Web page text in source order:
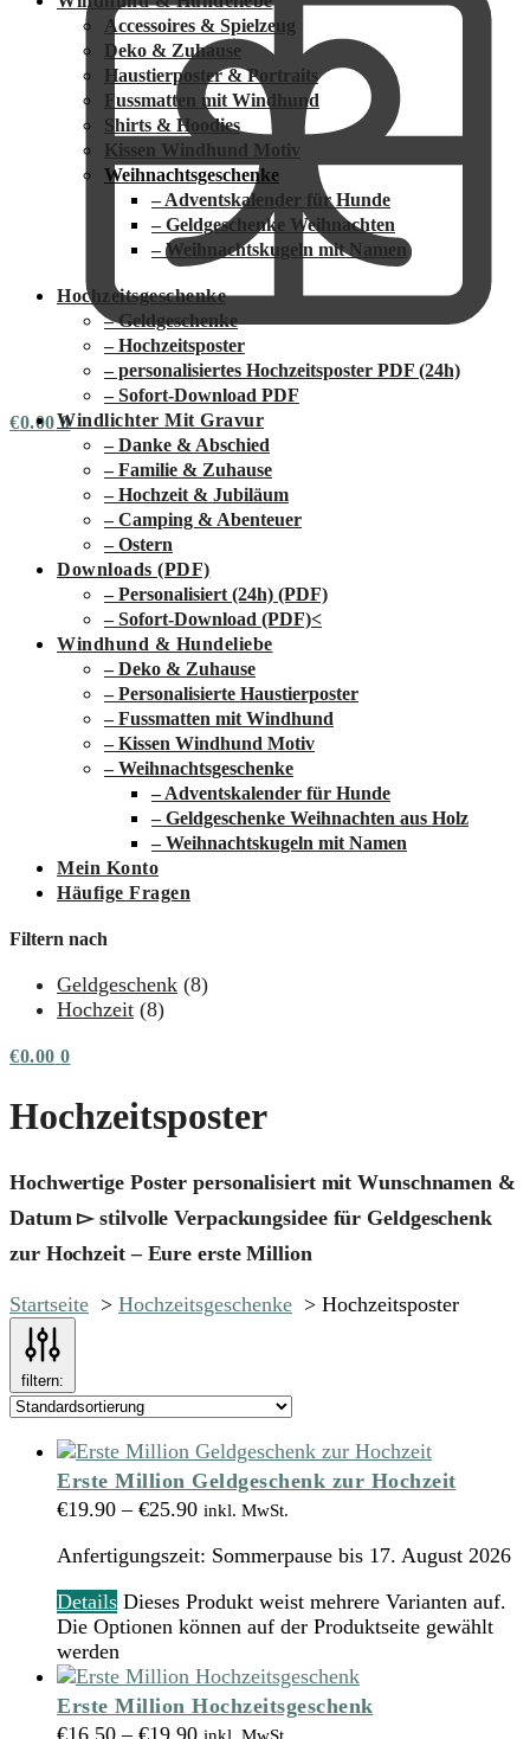
€0.00 0
Accessoires & Spielzeug
Deko & Zuhause
Haustierposter & Portraits
Fussmatten mit Windhund
Shirts & Hoodies
Kissen Windhund Motiv
Weihnachtsgeschenke
– Adventskalender für Hunde
– Geldgeschenke Weihnachten
– Weihnachtskugeln mit Namen
Hochzeitsgeschenke
– Geldgeschenke
– Hochzeitsposter
– personalisiertes Hochzeitsposter PDF (24h)
– Sofort-Download PDF
Windlichter Mit Gravur
– Danke & Abschied
– Familie & Zuhause
– Hochzeit & Jubiläum
– Camping & Abenteuer
– Ostern
Downloads (PDF)
– Personalisiert (24h) (PDF)
– Sofort-Download (PDF)<
Windhund & Hundeliebe
– Deko & Zuhause
– Personalisierte Haustierposter
– Fussmatten mit Windhund
– Kissen Windhund Motiv
– Weihnachtsgeschenke
– Adventskalender für Hunde
– Geldgeschenke Weihnachten aus Holz
– Weihnachtskugeln mit Namen
Mein Konto
Häufige Fragen
Filtern nach
Geldgeschenk (8)
Hochzeit (8)
€0.00 0
Hochzeitsposter
Hochwertige Poster personalisiert mit Wunschnamen &
Datum ▻ stilvolle Verpackungsidee für Geldgeschenk
zur Hochzeit – Eure erste Million
Startseite Hochzeitsgeschenke Hochzeitsposter
filtern:
Erste Million Geldgeschenk zur Hochzeit
€19.90 – €25.90 inkl. MwSt.
Anfertigungszeit: Sommerpause bis 17. August 2026
Details Dieses Produkt weist mehrere Varianten auf.
Die Optionen können auf der Produktseite gewählt
werden
Erste Million Hochzeitsgeschenk
€16.50 – €19.90